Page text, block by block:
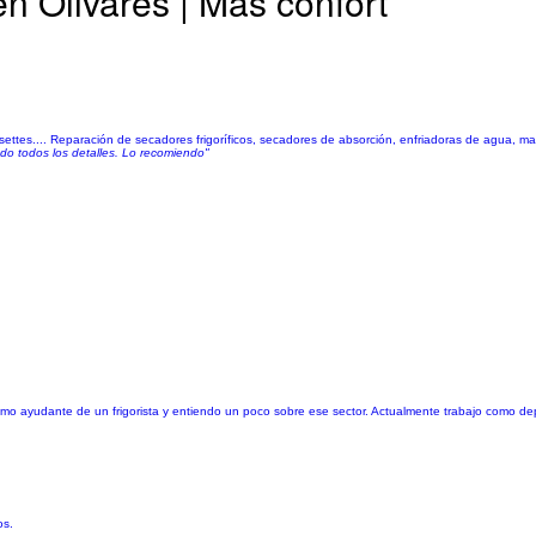
Reparación de secadores frigoríficos, secadores de absorción, enfriadoras de agua,
todos los detalles. Lo recomiendo"
ayudante de un frigorista y entiendo un poco sobre ese sector. Actualmente trabajo como